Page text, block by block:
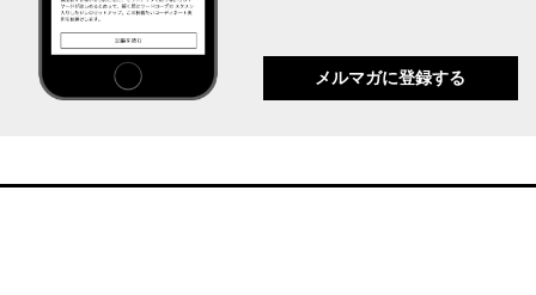
メルマガに登録する